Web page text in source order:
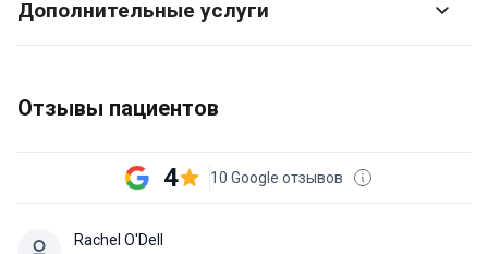
Дополнительные услуги
Отзывы пациентов
4 10 Google отзывов
Rachel O'Dell